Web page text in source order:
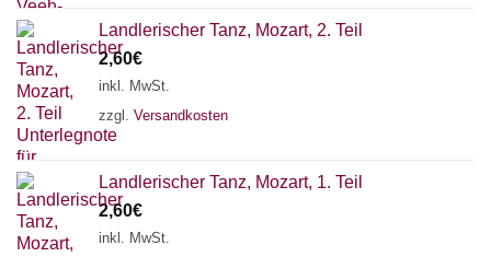
Landlerischer Tanz, Mozart, 2. Teil
2,60€
inkl. MwSt.
zzgl. Versandkosten
Landlerischer Tanz, Mozart, 1. Teil
2,60€
inkl. MwSt.
Chat Support